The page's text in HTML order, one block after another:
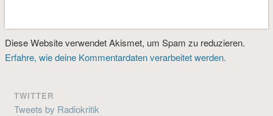
Diese Website verwendet Akismet, um Spam zu reduzieren.
Erfahre, wie deine Kommentardaten verarbeitet werden.
TWITTER
Tweets by Radiokritik